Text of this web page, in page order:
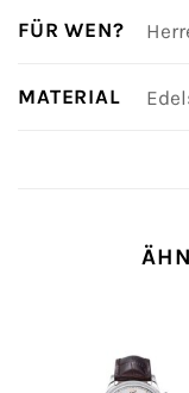
FÜR WEN?
MATERIAL